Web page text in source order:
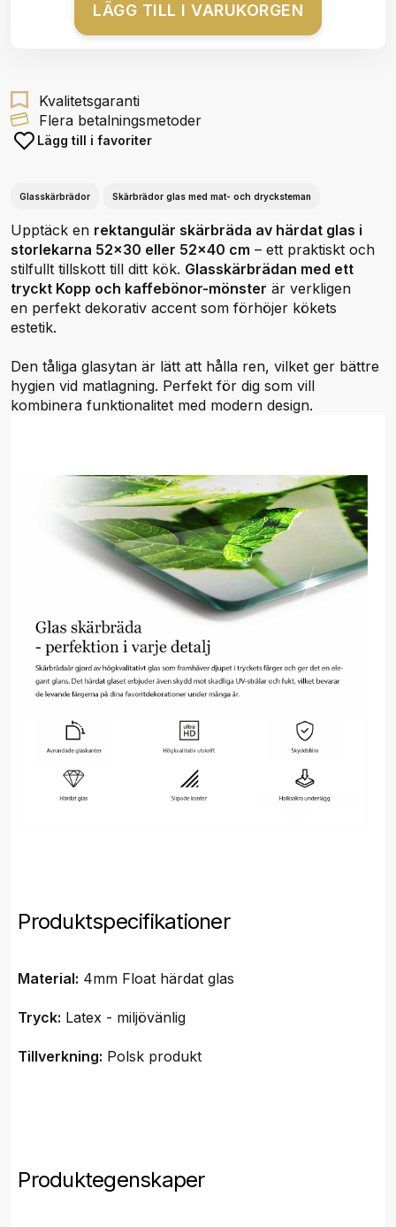
LÄGG TILL I VARUKORGEN
Kvalitetsgaranti
Flera betalningsmetoder
Lägg till i favoriter
Glasskärbrädor Skärbrädor glas med mat- och drycksteman
Upptäck en rektangulär skärbräda av härdat glas i
storlekarna 52x30 eller 52x40 cm – ett praktiskt och
stilfullt tillskott till ditt kök. Glasskärbrädan med ett
tryckt Kopp och kaffebönor-mönster är verkligen
en perfekt dekorativ accent som förhöjer kökets
estetik.
Den tåliga glasytan är lätt att hålla ren, vilket ger bättre
hygien vid matlagning. Perfekt för dig som vill
kombinera funktionalitet med modern design.
Produktspecifikationer
Material: 4mm Float härdat glas
Tryck: Latex - miljövänlig
Tillverkning: Polsk produkt
Produktegenskaper